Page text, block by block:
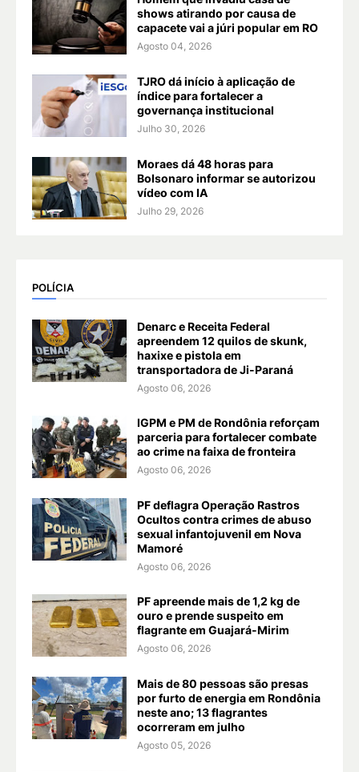
shows atirando por causa de
capacete vai a júri popular em RO
Agosto 04, 2026
TJRO dá início à aplicação de
índice para fortalecer a
governança institucional
Julho 30, 2026
Moraes dá 48 horas para
Bolsonaro informar se autorizou
vídeo com IA
Julho 29, 2026
POLÍCIA
Denarc e Receita Federal
apreendem 12 quilos de skunk,
haxixe e pistola em
transportadora de Ji-Paraná
Agosto 06, 2026
IGPM e PM de Rondônia reforçam
parceria para fortalecer combate
ao crime na faixa de fronteira
Agosto 06, 2026
PF deflagra Operação Rastros
Ocultos contra crimes de abuso
sexual infantojuvenil em Nova
Mamoré
Agosto 06, 2026
PF apreende mais de 1,2 kg de
ouro e prende suspeito em
flagrante em Guajará-Mirim
Agosto 06, 2026
Mais de 80 pessoas são presas
por furto de energia em Rondônia
neste ano; 13 flagrantes
ocorreram em julho
Agosto 05, 2026